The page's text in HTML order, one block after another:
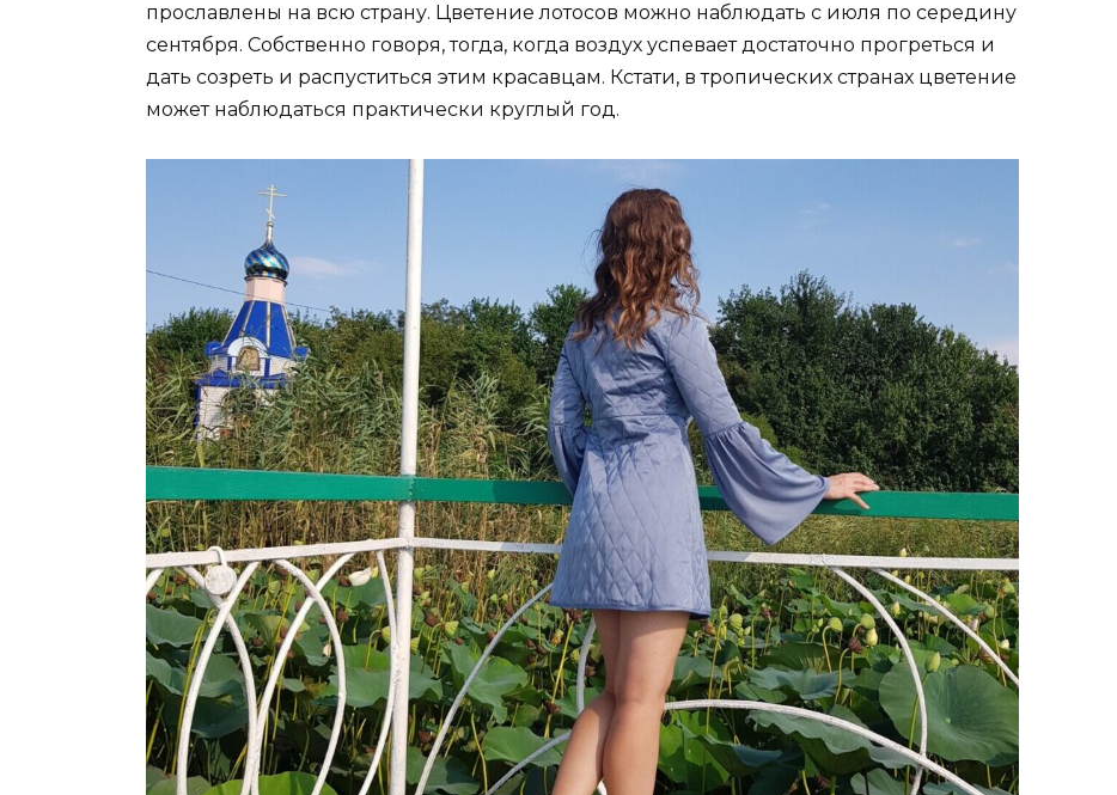
прославлены на всю страну. Цветение лотосов можно наблюдать с июля по середину
сентября. Собственно говоря, тогда, когда воздух успевает достаточно прогреться и
дать созреть и распуститься этим красавцам. Кстати, в тропических странах цветение
может наблюдаться практически круглый год.